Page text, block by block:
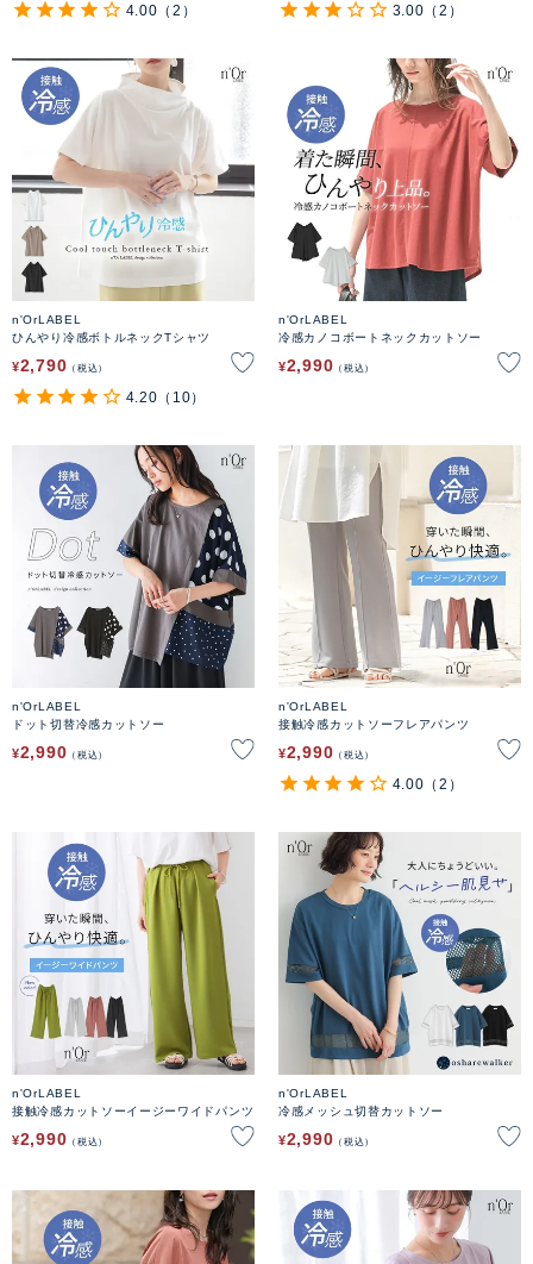
4.00 （2） 3.00 （2）
n'OrLABEL
ひんやり冷感ボトルネックTシャツ
¥2,790 税込
4.20 （10）
n'OrLABEL
冷感カノコボートネックカットソー
¥2,990 税込
n'OrLABEL
ドット切替冷感カットソー
¥2,990 税込
n'OrLABEL
接触冷感カットソーフレアパンツ
¥2,990 税込
4.00 （2）
n'OrLABEL
接触冷感カットソーイージーワイドパンツ
¥2,990 税込
n'OrLABEL
冷感メッシュ切替カットソー
¥2,990 税込